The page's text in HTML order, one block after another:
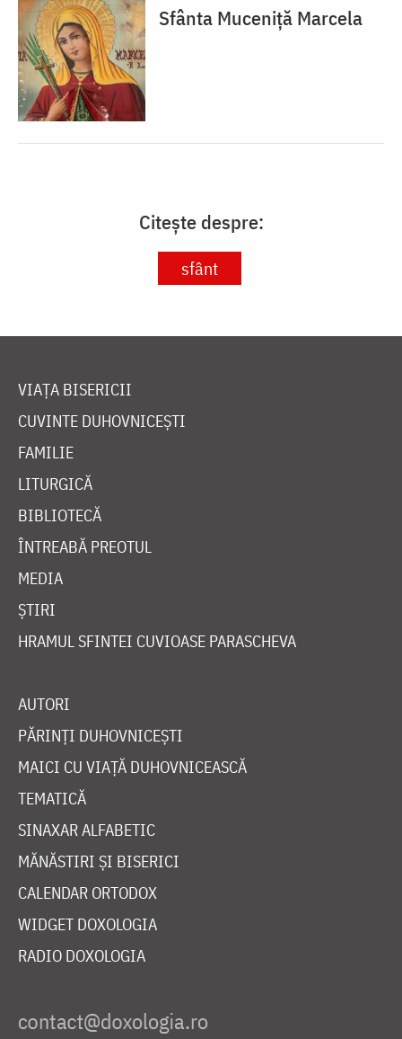
Sfânta Muceniță Marcela
Citește despre:
sfânt
VIAȚA BISERICII
CUVINTE DUHOVNICEȘTI
FAMILIE
LITURGICĂ
BIBLIOTECĂ
ÎNTREABĂ PREOTUL
MEDIA
ȘTIRI
HRAMUL SFINTEI CUVIOASE PARASCHEVA
AUTORI
PĂRINȚI DUHOVNICEȘTI
MAICI CU VIAȚĂ DUHOVNICEASCĂ
TEMATICĂ
SINAXAR ALFABETIC
MĂNĂSTIRI ȘI BISERICI
CALENDAR ORTODOX
WIDGET DOXOLOGIA
RADIO DOXOLOGIA